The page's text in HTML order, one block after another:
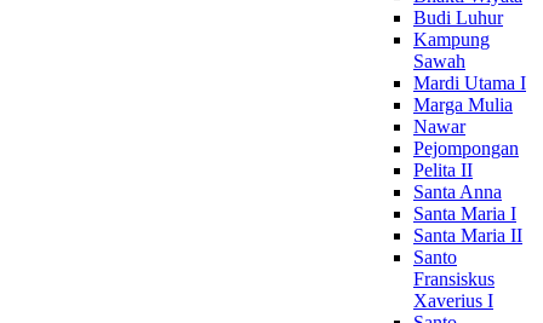
Budi Luhur
Kampung
Sawah
Mardi Utama I
Marga Mulia
Nawar
Pejompongan
Pelita II
Santa Anna
Santa Maria I
Santa Maria II
Santo
Fransiskus
Xaverius I